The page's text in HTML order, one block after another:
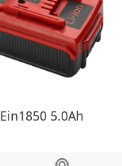
Ein1850 5.0Ah